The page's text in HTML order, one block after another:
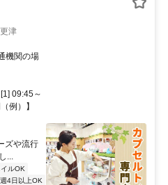
津
機関の場
09:45～
例）】
ズや流行
...
ルOK
週4日以上OK